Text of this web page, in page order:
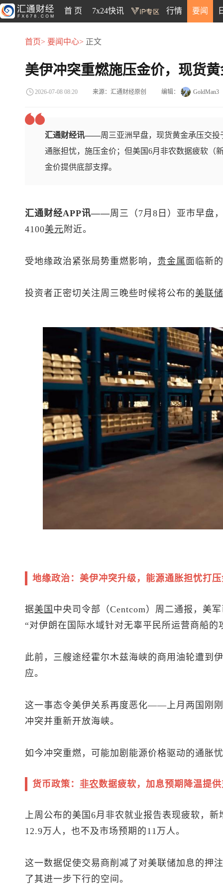
首 页 7x24快讯 行情 要闻
首页> 要闻中心> 正文
美伊冲突重燃施压金价，现货
2026-07-08 08:20 来源：汇通财经原创 编辑： GoldMan3
汇通财经讯——周三亚洲早盘，现货黄金承压交
通胀担忧，施压金价；但美国6月非农数据疲软（
金价提供底部支撑。
汇通财经APP讯——周三（7月8日）亚市早盘
4100美元 附近。
受地缘政治紧张局势重燃影响， 贵金属面临新
投资者正密切关注周三晚些时候将公布的美联储
地缘政治：美伊冲突升级，能源通胀担忧打
据美国 中央司令部（Centcom）周二通报，美
“对伊朗在国际水域针对无辜平民所运营商船的
此前，三艘途经霍尔木兹海峡的商用油轮遭到
应。
这一事态令美伊关系再度恶化——上月两国刚
冲突并重新开放海峡。
如今冲突重燃，可能加剧能源价格驱动的通胀
货币政策： 非农数据疲软，加息预期降温提
上周公布的美国6月非农就业报告表现疲软，
12.9万人，也不及市场预期的11万人。
这一数据促使交易商削减了对美联储加息的押
了其进一步下行的空间。